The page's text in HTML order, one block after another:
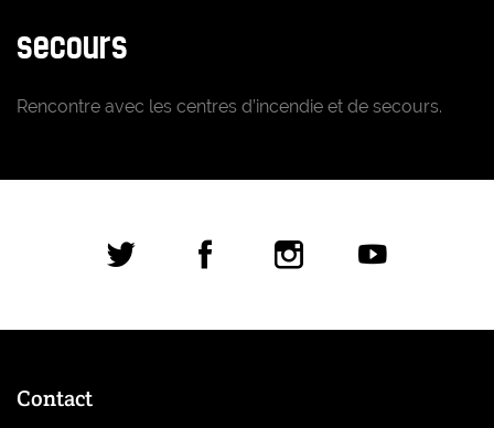
secours
Rencontre avec les centres d’incendie et de secours.
Réseaux sociaux
Contact